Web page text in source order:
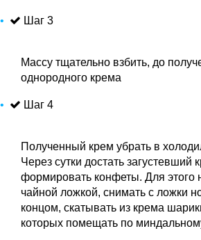
Шаг 3
Массу тщательно взбить, до
однородного крема
Шаг 4
Полученный крем убрать в
Через сутки достать загустевший
формировать конфеты. Для этого
чайной ложкой, снимать с ложки
концом, скатывать из крема
которых помещать по